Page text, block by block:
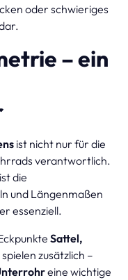
oder schwieriges
– ein
ist nicht nur für die
verantwortlich.
ist die
und Längenmaßen
essenziell.
Sattel,
zusätzlich –
eine wichtige